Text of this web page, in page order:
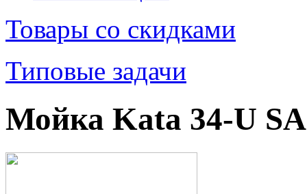
Товары со скидками
Типовые задачи
Мойка Kata 34-U